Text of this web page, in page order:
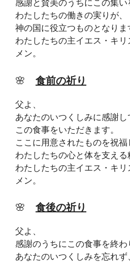
感謝と賛美のうちにこの集い
わたしたちの働きの実りが、
神の国に役立つものとなりま
わたしたちの主イエス・キ
メン。
🌸 食前の祈り
父よ、
あなたのいつくしみに感謝し
この食事をいただきます。
ここに用意されたものを祝福
わたしたちの心と体を支える
わたしたちの主イエス・キ
メン。
🌸 食後の祈り
父よ、
感謝のうちにこの食事を終わ
あなたのいつくしみを忘れず